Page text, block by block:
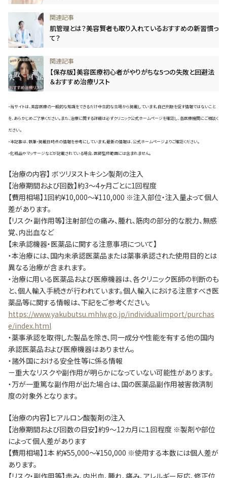
肌管理とは？美容賢者も取り入れているおすすめの新習慣っ
て？
【保存版】美容医療初心者がやりがちな5つの失敗と回避法
＆おすすめ治療リスト
・当サイトは、美容医療の一般的な知識をできるだけ中立的な立場から掲載しています。自己判断を促す情報ではないこと
を、あらかじめご了承ください。また、治療に関する詳細は必ずクリニック公式ホームページを確認し、各医療機関にご相談く
ださい。
・本記事は、執筆・掲載日時点の情報を参考にしています。最新の情報は、公式ホームページよりご確認ください。
・化粧品やマッサージなどが記載されている場合、医師監修範囲には含まれません。
【治療の内容】 ボツリヌストキシン製剤の注入
【治療期間および回数】約3～4ヶ月ごとに1回程度
【費用相場】1回約¥10,000～¥110,000 ※注入部位・注入量よって個人
差があります。
【リスク・副作用等】注射部位の痛み、腫れ、筋肉の部分的な脱力、無感
覚、内出血など
【未承認機器・医薬品に関する注意事項について】
・本治療には、国内未承認医薬品または薬事承認された使用目的とは
異なる治療が含まれます。
・治療に用いる医薬品および医療機器は、各クリニック医師の判断のも
と、個人輸入手続きが行われています。個人輸入における注意すべき医
薬品等に関する情報は、下記をご参考ください。
https://www.yakubutsu.mhlw.go.jp/individualimport/purchas
e/index.html
・薬事承認を取得した製品を除き、同一成分や性能を有する他の国内
承認医薬品および医療機器はありません。
・諸外国における安全性等に係る情報
－重大なリスクや副作用が明らかになっていない可能性があります。
・万が一重篤な副作用が出た場合は、国の医薬品副作用被害救済制
度の対象外となります。
【治療の内容】ヒアルロン酸製剤の注入
【治療期間および回数の目安】約9～12カ月に１回程度 ※製剤や部位
によって個人差があります
【費用相場】1本 約¥55,000～¥150,000 ※使用する本数には個人差が
あります。